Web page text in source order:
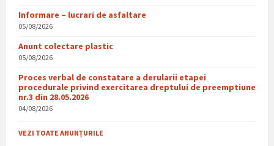
Informare – lucrari de asfaltare
05/08/2026
Anunt colectare plastic
05/08/2026
Proces verbal de constatare a derularii etapei
procedurale privind exercitarea dreptului de preemptiune
nr.3 din 28.05.2026
04/08/2026
VEZI TOATE ANUNȚURILE